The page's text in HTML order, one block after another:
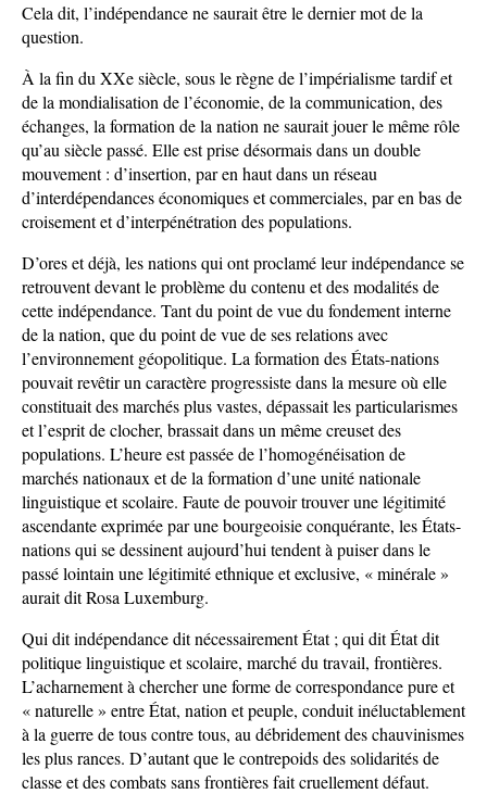
Cela dit, l’indépendance ne saurait être le dernier mot de la
question.
À la fin du XXe siècle, sous le règne de l’impérialisme tardif et
de la mondialisation de l’économie, de la communication, des
échanges, la formation de la nation ne saurait jouer le même rôle
qu’au siècle passé. Elle est prise désormais dans un double
mouvement : d’insertion, par en haut dans un réseau
d’interdépendances économiques et commerciales, par en bas de
croisement et d’interpénétration des populations.
D’ores et déjà, les nations qui ont proclamé leur indépendance se
retrouvent devant le problème du contenu et des modalités de
cette indépendance. Tant du point de vue du fondement interne
de la nation, que du point de vue de ses relations avec
l’environnement géopolitique. La formation des États-nations
pouvait revêtir un caractère progressiste dans la mesure où elle
constituait des marchés plus vastes, dépassait les particularismes
et l’esprit de clocher, brassait dans un même creuset des
populations. L’heure est passée de l’homogénéisation de
marchés nationaux et de la formation d’une unité nationale
linguistique et scolaire. Faute de pouvoir trouver une légitimité
ascendante exprimée par une bourgeoisie conquérante, les États-
nations qui se dessinent aujourd’hui tendent à puiser dans le
passé lointain une légitimité ethnique et exclusive, « minérale »
aurait dit Rosa Luxemburg.
Qui dit indépendance dit nécessairement État ; qui dit État dit
politique linguistique et scolaire, marché du travail, frontières.
L’acharnement à chercher une forme de correspondance pure et
« naturelle » entre État, nation et peuple, conduit inéluctablement
à la guerre de tous contre tous, au débridement des chauvinismes
les plus rances. D’autant que le contrepoids des solidarités de
classe et des combats sans frontières fait cruellement défaut.